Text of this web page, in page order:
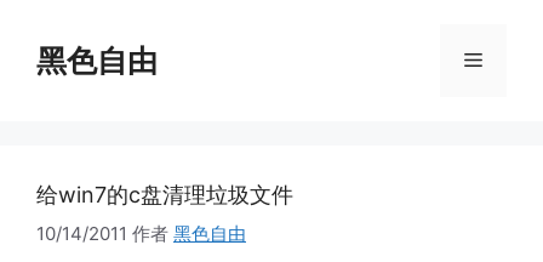
黑色自由 菜
给win7的c盘清理垃圾文件
10/14/2011 作者 黑色自由